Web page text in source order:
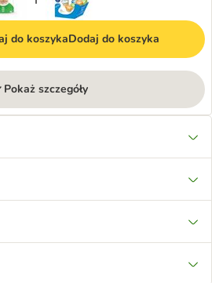
do koszykaDodaj do koszyka
Pokaż szczegóły